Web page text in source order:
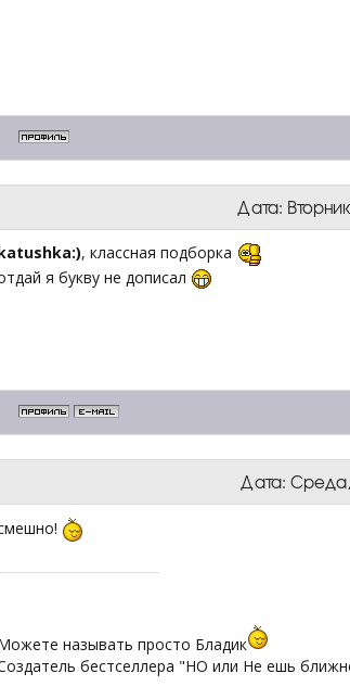
Дата:
, классная подборка
я букву не дописал
Дата:
называть просто Бладик
бестселлера "НО или Не ешь